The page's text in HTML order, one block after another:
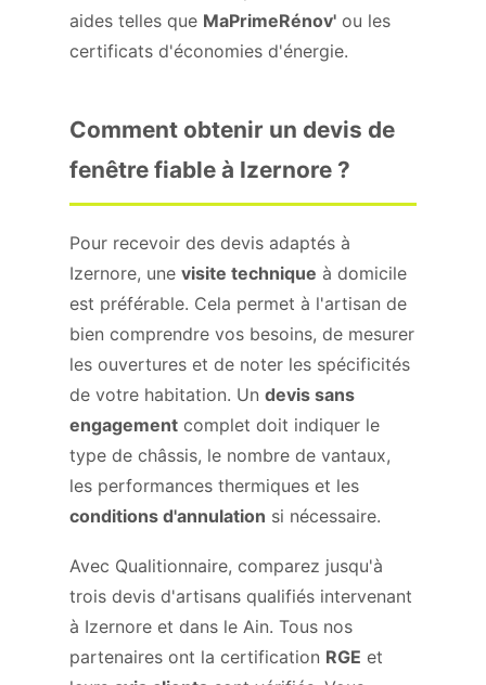
aides telles que MaPrimeRénov' ou les
certificats d'économies d'énergie.
Comment obtenir un devis de
fenêtre fiable à Izernore ?
Pour recevoir des devis adaptés à
Izernore, une visite technique à domicile
est préférable. Cela permet à l'artisan de
bien comprendre vos besoins, de mesurer
les ouvertures et de noter les spécificités
de votre habitation. Un devis sans
engagement complet doit indiquer le
type de châssis, le nombre de vantaux,
les performances thermiques et les
conditions d'annulation si nécessaire.
Avec Qualitionnaire, comparez jusqu'à
trois devis d'artisans qualifiés intervenant
à Izernore et dans le Ain. Tous nos
partenaires ont la certification RGE et